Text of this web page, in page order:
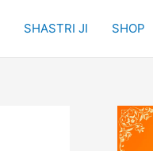
SHASTRI JI SHOP